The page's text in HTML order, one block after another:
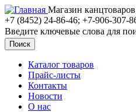
Магазин
+7 (8452) 24-86-46; +7-906-307-
Введите ключевые слова для
Каталог товаров
Прайс-листы
Контакты
Новости
О нас